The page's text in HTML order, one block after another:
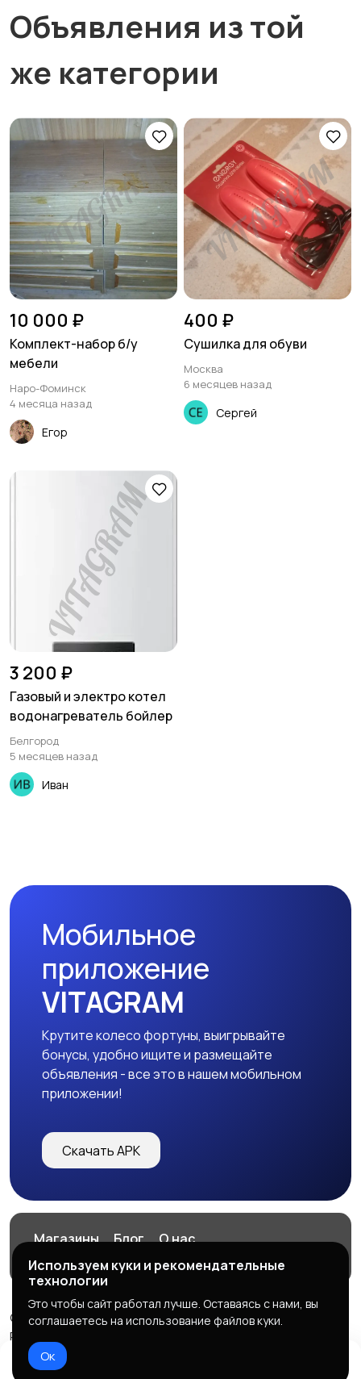
Объявления из той
же категории
10 000 ₽
Комплект-набор б/у
мебели
Наро-Фоминск
4 месяца назад
Егор
400 ₽
Сушилка для обуви
Москва
6 месяцев назад
Сергей
3 200 ₽
Газовый и электро котел
водонагреватель бойлер
Белгород
5 месяцев назад
Иван
Мобильное
приложение
VITAGRAM
Крутите колесо фортуны, выигрывайте
бонусы, удобно ищите и размещайте
объявления - все это в нашем мобильном
приложении!
Скачать APK
Магазины Блог
О нас
Служба поддержки
© 2026 VITAGRAM
Powered by LennoX PRO
Правила сервиса
Используем куки и рекомендательные
технологии
Это чтобы сайт работал лучше. Оставаясь с нами, вы
соглашаетесь на использование файлов куки.
Ок